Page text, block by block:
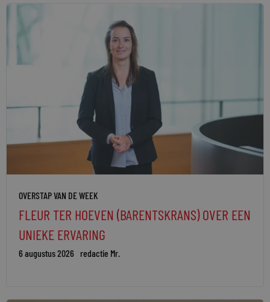
OVERSTAP VAN DE WEEK
FLEUR TER HOEVEN (BARENTSKRANS) OVER EEN
UNIEKE ERVARING
6 augustus 2026 redactie Mr.